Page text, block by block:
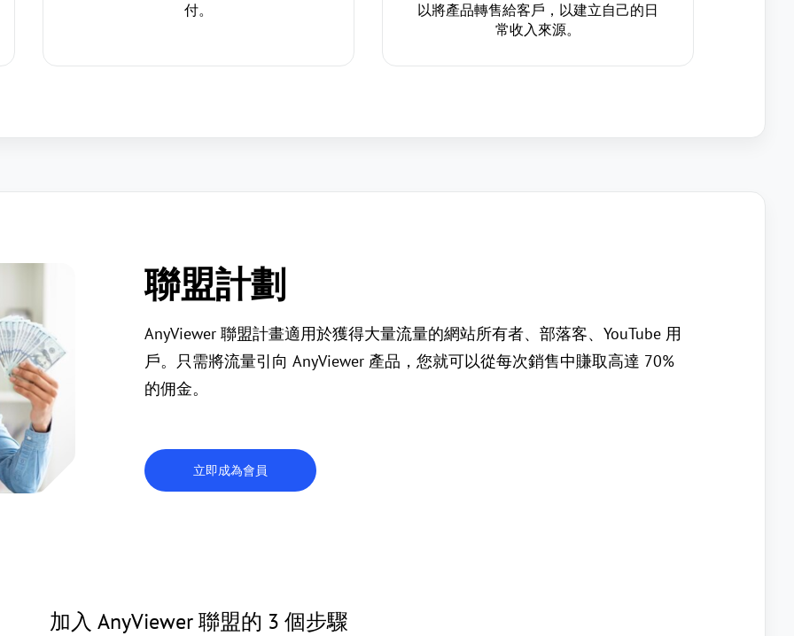
付。
以將產品轉售給客戶，以建立自己的日
常收入來源。
聯盟計劃
AnyViewer 聯盟計畫適用於獲得大量流量的網站所有者、部落客、YouTube 用
戶。只需將流量引向 AnyViewer 產品，您就可以從每次銷售中賺取高達 70%
的佣金。
立即成為會員
加入 AnyViewer 聯盟的 3 個步驟